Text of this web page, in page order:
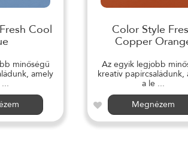
Cool
minőségű
amely
Color Style
Copper
Az egyik legjobb
kreatív papírcsaládunk,
a le ...
Megnézem